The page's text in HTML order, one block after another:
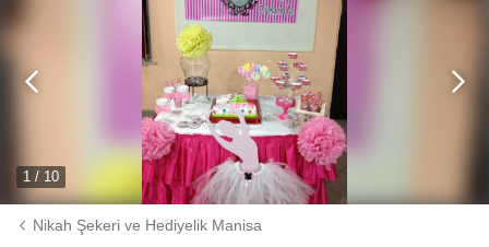
1 / 10
Nikah Şekeri ve Hediyelik Manisa